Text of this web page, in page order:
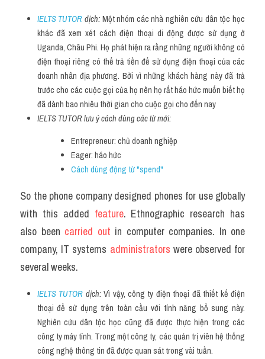
IELTS TUTOR dịch: Một nhóm các nhà nghiên cứu dân tộc học
khác đã xem xét cách điện thoại di động được sử dụng ở
Uganda, Châu Phi. Họ phát hiện ra rằng những người không có
điện thoại riêng có thể trả tiền để sử dụng điện thoại của các
doanh nhân địa phương. Bởi vì những khách hàng này đã trả
trước cho các cuộc gọi của họ nên họ rất háo hức muốn biết họ
đã dành bao nhiêu thời gian cho cuộc gọi cho đến nay
IELTS TUTOR lưu ý cách dùng các từ mới:
Entrepreneur: chủ doanh nghiệp
Eager: háo hức
Cách dùng động từ "spend"
So the phone company designed phones for use globally
with this added feature. Ethnographic research has
also been carried out in computer companies. In one
company, IT systems administrators were observed for
several weeks.
IELTS TUTOR dịch: Vì vậy, công ty điện thoại đã thiết kế điện
thoại để sử dụng trên toàn cầu với tính năng bổ sung này.
Nghiên cứu dân tộc học cũng đã được thực hiện trong các
công ty máy tính. Trong một công ty, các quản trị viên hệ thống
công nghệ thông tin đã được quan sát trong vài tuần.